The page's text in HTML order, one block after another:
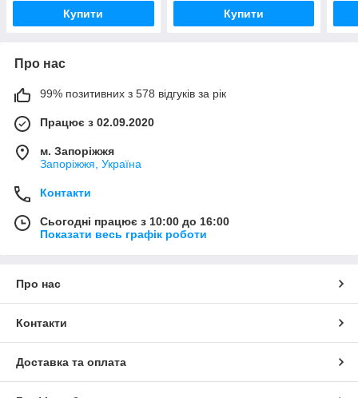
Купити Купити
Про нас
99% позитивних з 578 відгуків за рік
Працює з 02.09.2020
м. Запоріжжя
Запоріжжя, Україна
Контакти
Сьогодні працює з 10:00 до 16:00
Показати весь графік роботи
Про нас
Контакти
Доставка та оплата